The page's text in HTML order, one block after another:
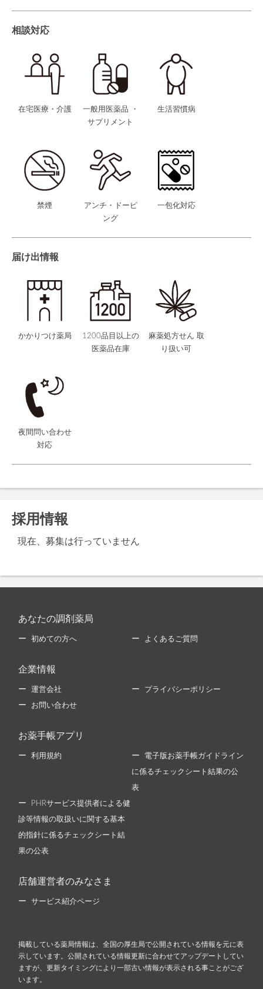
相談対応
在宅医療・介護
一般用医薬品 ・
サプリメント
生活習慣病
禁煙
アンチ・ドーピ
ング
一包化対応
届け出情報
かかりつけ薬局
1200品目以上の
医薬品在庫
麻薬処方せん 取
り扱い可
夜間問い合わせ
対応
採用情報
現在、募集は行っていません
あなたの調剤薬局
初めての方へ よくあるご質問
企業情報
運営会社 プライバシーポリシー
お問い合わせ
お薬手帳アプリ
利用規約 電子版お薬手帳ガイドライン
に係るチェックシート結果の公
表
PHRサービス提供者による健
診等情報の取扱いに関する基本
的指針に係るチェックシート結
果の公表
店舗運営者のみなさま
サービス紹介ページ
掲載している薬局情報は、全国の厚生局で公開されている情報を元に表
示しています。公開されている情報更新に合わせてアップデートしてい
ますが、更新タイミングにより一部古い情報が表示される事ことがござ
います。